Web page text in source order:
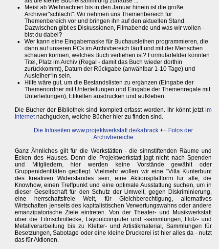
Meist ab Weihnachten bis in den Januar hinein ist die große
Archivier"schlacht": Wir nehmen uns Themenbereich für
Themenbereich vor und bringen ihn auf den aktuellen Stand.
Dazwischen gibt es Diskussionen, Filmabende und was wir wollen -
bist du dabei?
Wer kann eine Eingabemaske für Buchausleihen programmieren, die
dann auf unseren PCs im Archivbereich läuft und mit der Menschen
schauen können, welches Buch verliehen ist? Formularfelder könnten
Titel, Platz im Archiv (Regal - damit das Buch wieder dorthin
zurückkommt), Datum der Rückgabe (anwählbar 1-10 Tage) und
Ausleiher*in sein.
Hilfe wäre gut, um die Bestandslisten zu ergänzen (Eingabe der
Themenordner mit Unterteilungen und Eingabe der Themenregale mit
Unterteilungen), Etiketten ausdrucken und aufkleben.
Die Bücher der Bibliothek sind komplett erfasst worden. Ihr könnt jetztim
Internetnachgucken, welche Bücher hier zu finden sind.
Die Infoseiten www.projektwerkstatt.de/kabrack++ Fotos der
Archivbereiche
Ganz Ähnliches gilt für die Werkstätten - die sinnstiftenden Räume und
Ecken des Hauses. Denn die Projektwerkstatt jagt nicht nach Spenden
und Mitgliedern, hier werden keine Vorstände gewählt oder
Gruppenidentitäten gepflegt. Vielmehr wollen wir eine "Villa Kunterbunt
des kreativen Widerstandes sein, eine Aktionsplattform für alle, die
Knowhow, einen Treffpunkt und eine optimale Ausstattung suchen, um in
dieser Gesellschaft für den Schutz der Umwelt, gegen Diskriminierung,
eine herrschaftsfreie Welt, für Gleichberechtigung, alternatives
Wirtschaften jenseits des kapitalistischen Verwertungswahns oder andere
emanzipatorische Ziele eintreten. Von der Theater- und Musikwerkstatt
über die Filmschnittecke, Layoutcomputer und -sammlungen, Holz- und
Metallverarbeitung bis zu Kletter- und Artistikmaterial, Sammlungen für
Besetzungen, Sabotage oder eine kleine Druckerei ist hier alles da - nutzt
das für Aktionen.